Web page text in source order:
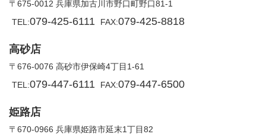
〒675-0012 兵庫県加古川市野口町野口81-1
TEL:079-425-6111 FAX:079-425-8818
高砂店
〒676-0076 高砂市伊保崎4丁目1-61
TEL:079-447-6111 FAX:079-447-6500
姫路店
〒670-0966 兵庫県姫路市延末1丁目82